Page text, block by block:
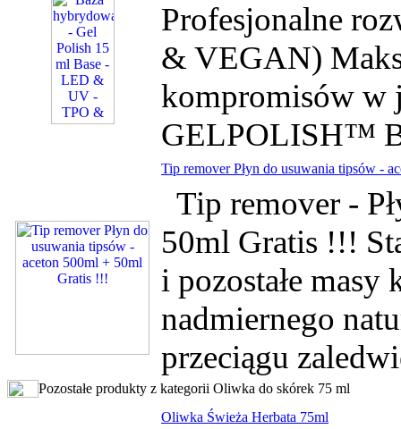
Profesjonalne
& VEGAN)
kompromisów w
GELPOLISH™
Tip remover Płyn do usuwania tipsów -
Tip remover -
50ml Gratis !!!
i pozostałe masy
nadmiernego
przeciągu
Pozostałe produkty z kategorii Oliwka do skórek 75 ml
Oliwka Świeża Herbata 75ml